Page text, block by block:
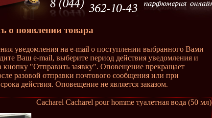
о появлении товара
уведомления на e-mail о поступлении выбранного Вами
Ваш e-mail, выберите период действия уведомления и
кнопку "Отправить заявку". Оповещение прекращает
разовой отправки почтового сообщения или при
действия. Оповещение не является заказом.
Cacharel Cacharel pour homme туалетная вода (50 мл)